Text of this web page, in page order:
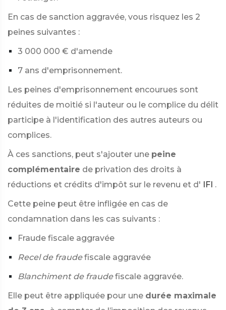
En cas de sanction aggravée, vous risquez les 2
peines suivantes :
3 000 000 € d'amende
7 ans d'emprisonnement.
Les peines d'emprisonnement encourues sont
réduites de moitié si l'auteur ou le complice du délit
participe à l'identification des autres auteurs ou
complices.
À ces sanctions, peut s'ajouter une peine
complémentaire de privation des droits à
réductions et crédits d'impôt sur le revenu et d' IFI .
Cette peine peut être infligée en cas de
condamnation dans les cas suivants :
Fraude fiscale aggravée
Recel de fraude fiscale aggravée
Blanchiment de fraude fiscale aggravée.
Elle peut être appliquée pour une durée maximale